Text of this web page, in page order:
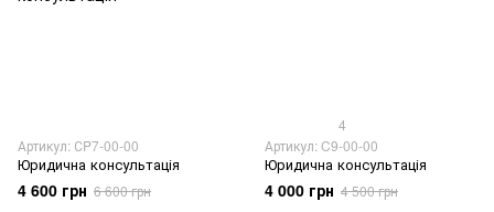
Артикул: СP7-00-00
Юридична консультація
4 600 грн 6 600 грн
4
Артикул: C9-00-00
Юридична консультація
4 000 грн 4 500 грн